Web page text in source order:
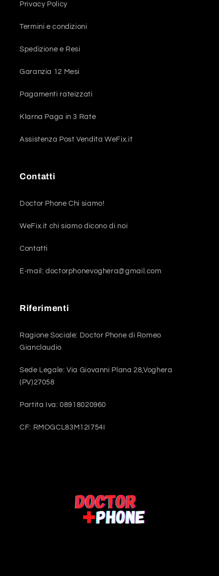
Privacy Policy
Termini e condizioni
Spedizione e Resi
Garanzia 12 Mesi
Pagamenti rateizzati
Klarna Paga in 3 Rate
Assistenza Post Vendita WeFix.it
Contatti
Doctor Phone Chi siamo!
WeFix.it chi siamo dicono di noi
Contatti
E-mail: doctorphonevoghera@gmail.com
Riferimenti
Ragione Sociale: Doctor Phone di Romeo
Gianclaudio
Sede Legale: Via Giovanni Plana 28,Voghera
(PV)27058
Partita Iva: 08918020960
CF: RMOGCL83M12I754I